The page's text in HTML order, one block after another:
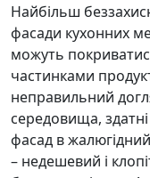
Найбільш
фасади кухонних
можуть
частинками
неправильний
середовища,
фасад в
– недешевий і